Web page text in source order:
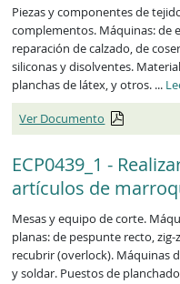
Piezas y componentes de
complementos. Máquinas: de
reparación de calzado, de
siliconas y disolventes.
planchas de látex, y otros. ...
Ver Documento
ECP0439_1 -
artículos de
Mesas y equipo de corte.
planas: de pespunte recto,
recubrir (overlock). Máquinas
y soldar. Puestos de